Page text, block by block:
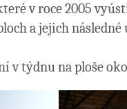
v roce 2005
a jejich
v týdnu na ploše